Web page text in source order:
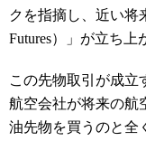
クを指摘し、近い将
Futures）」が立ち上
この先物取引が成立
航空会社が将来の航
油先物を買うのと全